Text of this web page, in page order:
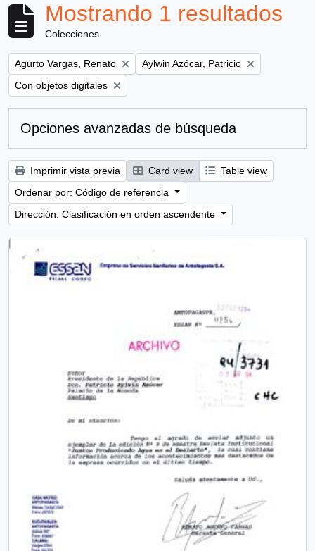
Mostrando 1 resultados
Colecciones
Remove filter:
Agurto Vargas, Renato Remove filter:
Aylwin Azócar, Patricio
Remove filter:
Con objetos digitales
Opciones avanzadas de búsqueda
Imprimir vista previa Card view
Table view
Ordenar por: Código de referencia
Dirección: Clasificación en orden ascendente